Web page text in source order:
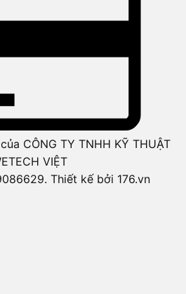
CÔNG TY TNHH KỸ THUẬT
VIỆT
Thiết kế bởi 176.vn